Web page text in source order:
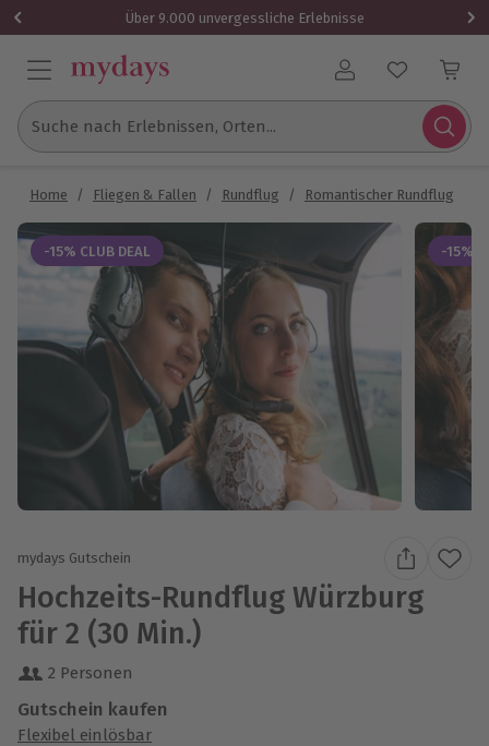
Über 9.000 unvergessliche Erlebnisse
Benutzerkonto
Suche nach Erlebnissen, Orten...
Home / Fliegen & Fallen / Rundflug / Romantischer Rundflug
-15% CLUB DEAL -15%
mydays Gutschein
Hochzeits-Rundflug Würzburg
für 2 (30 Min.)
2 Personen
Gutschein kaufen
Flexibel einlösbar